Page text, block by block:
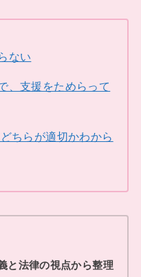
ない
、支援をためらって
ちらが適切かわから
と法律の視点から整理